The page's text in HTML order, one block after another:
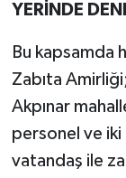
YERİNDE
Bu kapsamda
Zabıta
Akpınar
personel ve
vatandaş ile